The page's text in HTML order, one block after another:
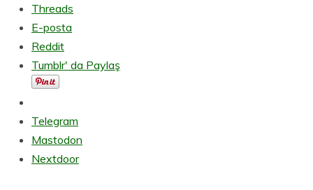
Threads
E-posta
Reddit
Tumblr' da Paylaş
Telegram
Mastodon
Nextdoor